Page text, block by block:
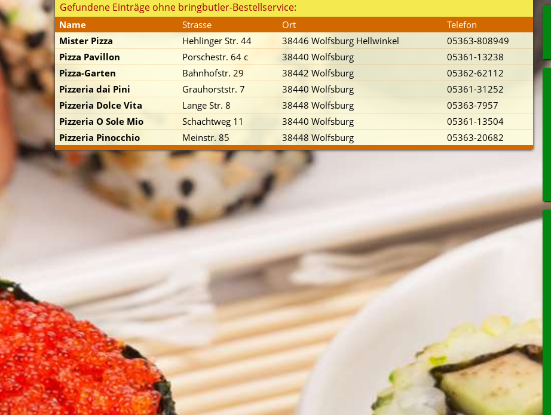
Kontakt
zuerst)
Gefundene Einträge ohne bringbutler-Bestellservice:
Name Strasse Ort
Telefon
Mister Pizza
Hehlinger Str. 44 38446 Wolfsburg Hellwinkel
05363-808949
Pizza Pavillon
Porschestr. 64 c 38440 Wolfsburg
05361-13238
Pizza-Garten
Bahnhofstr. 29 38442 Wolfsburg
05362-62112
Pizzeria dai Pini
Grauhorststr. 7 38440 Wolfsburg
05361-31252
Pizzeria Dolce Vita
Lange Str. 8 38448 Wolfsburg
05363-7957
Pizzeria O Sole Mio
Schachtweg 11 38440 Wolfsburg
05361-13504
Pizzeria Pinocchio
Meinstr. 85 38448 Wolfsburg 05363-20682